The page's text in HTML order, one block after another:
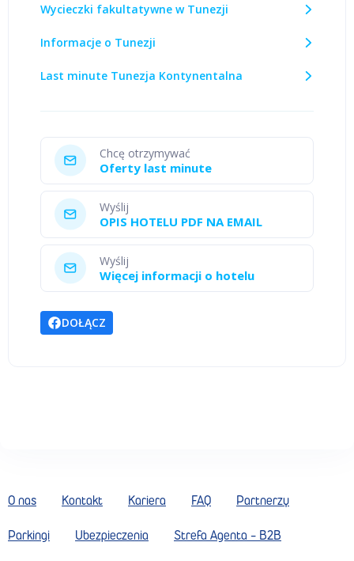
Wycieczki fakultatywne w Tunezji
Informacje o Tunezji
Last minute Tunezja Kontynentalna
Chcę otrzymywać
Oferty last minute
Wyślij
OPIS HOTELU PDF NA EMAIL
Wyślij
Więcej informacji o hotelu
DOŁĄCZ
O nas Kontakt Kariera FAQ Partnerzy
Parkingi Ubezpieczenia Strefa Agenta - B2B